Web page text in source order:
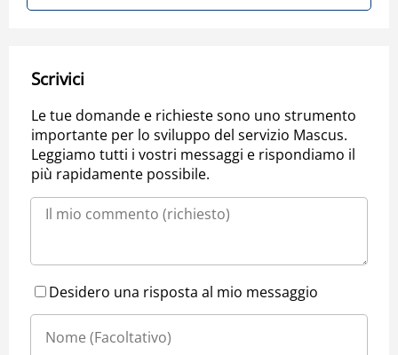
Scrivici
Le tue domande e richieste sono uno strumento
importante per lo sviluppo del servizio Mascus.
Leggiamo tutti i vostri messaggi e rispondiamo il
più rapidamente possibile.
Desidero una risposta al mio messaggio